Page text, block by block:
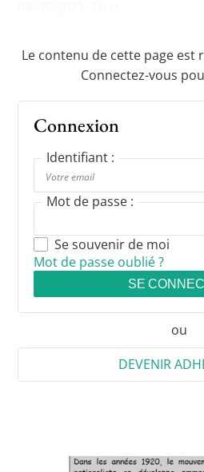
Le contenu de cette page est
Connectez-vous
Connexion
Identifiant :
Mot de passe :
Se souvenir de moi
Mot de passe oublié ?
SE
ou
DEVENIR